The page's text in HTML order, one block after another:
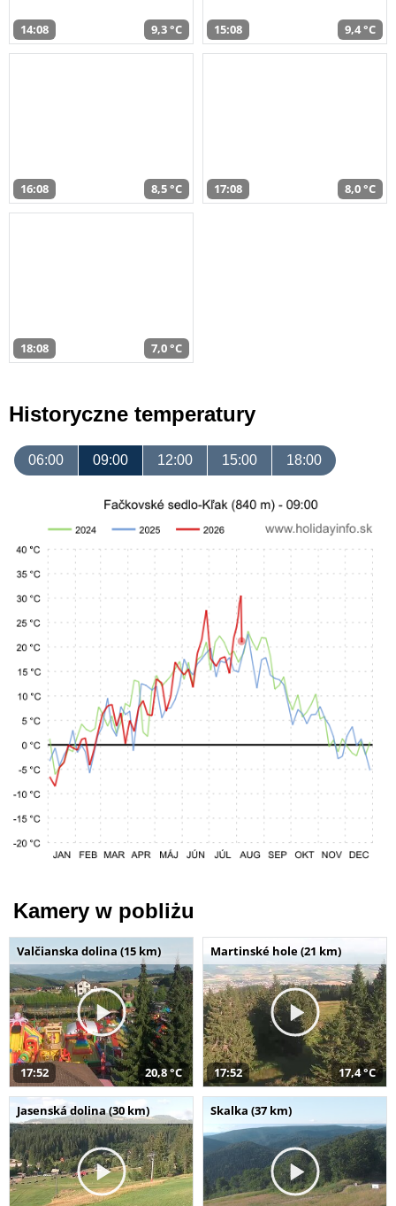
14:08 9,3 °C 15:08 9,4 °C
16:08 8,5 °C 17:08 8,0 °C
18:08 7,0 °C
Historyczne temperatury
06:00 09:00 12:00 15:00 18:00
Kamery w pobliżu
Valčianska dolina (15 km)
17:52 20,8 °C
Martinské hole (21 km)
17:52 17,4 °C
Jasenská dolina (30 km) Skalka (37 km)